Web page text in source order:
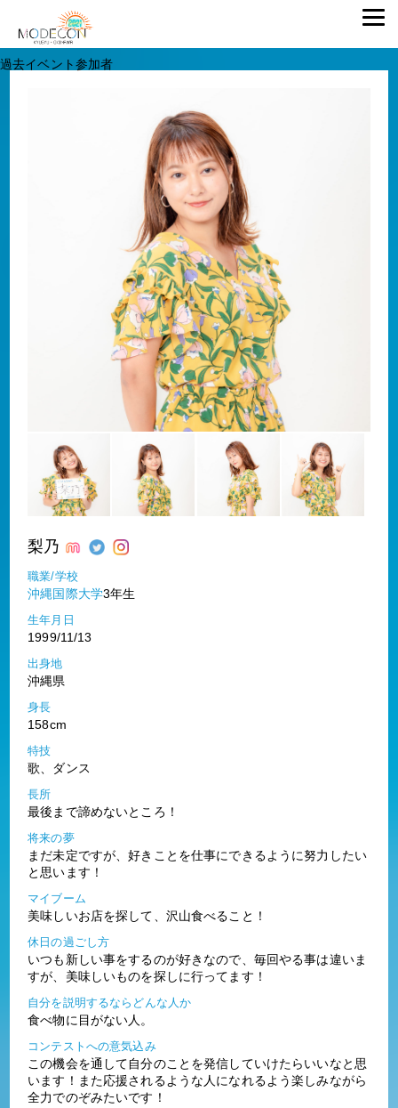
過去イベント参加者
梨乃
職業/学校
沖縄国際大学3年生
生年月日
1999/11/13
出身地
沖縄県
身長
158cm
特技
歌、ダンス
長所
最後まで諦めないところ！
将来の夢
まだ未定ですが、好きことを仕事にできるように努力したい
と思います！
マイブーム
美味しいお店を探して、沢山食べること！
休日の過ごし方
いつも新しい事をするのが好きなので、毎回やる事は違いま
すが、美味しいものを探しに行ってます！
自分を説明するならどんな人か
食べ物に目がない人。
コンテストへの意気込み
この機会を通して自分のことを発信していけたらいいなと思
います！また応援されるような人になれるよう楽しみながら
全力でのぞみたいです！